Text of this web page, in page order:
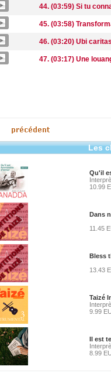
44. (03:59) Si tu
45. (03:58)
46. (03:20) Ubi
47. (03:17) Une
Les
Qu'il
10.99
Dans
11.45
Bless
13.43
Taizé
9.99
Il est
8.99